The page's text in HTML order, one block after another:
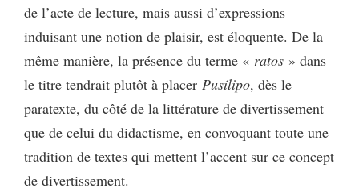
de l’acte de lecture, mais aussi d’expressions
induisant une notion de plaisir, est éloquente. De la
même manière, la présence du terme « ratos » dans
le titre tendrait plutôt à placer Pusílipo, dès le
paratexte, du côté de la littérature de divertissement
que de celui du didactisme, en convoquant toute une
tradition de textes qui mettent l’accent sur ce concept
de divertissement.